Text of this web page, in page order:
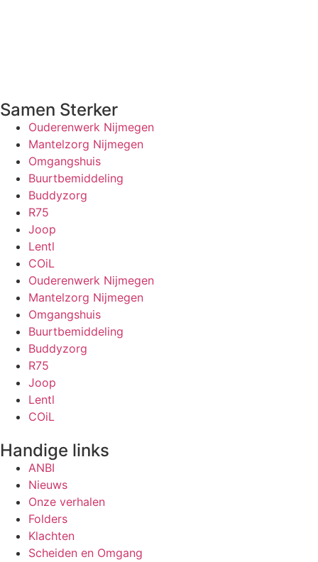
Samen Sterker
Ouderenwerk Nijmegen
Mantelzorg Nijmegen
Omgangshuis
Buurtbemiddeling
Buddyzorg
R75
Joop
Lentl
COiL
Ouderenwerk Nijmegen
Mantelzorg Nijmegen
Omgangshuis
Buurtbemiddeling
Buddyzorg
R75
Joop
Lentl
COiL
Handige links
ANBI
Nieuws
Onze verhalen
Folders
Klachten
Scheiden en Omgang